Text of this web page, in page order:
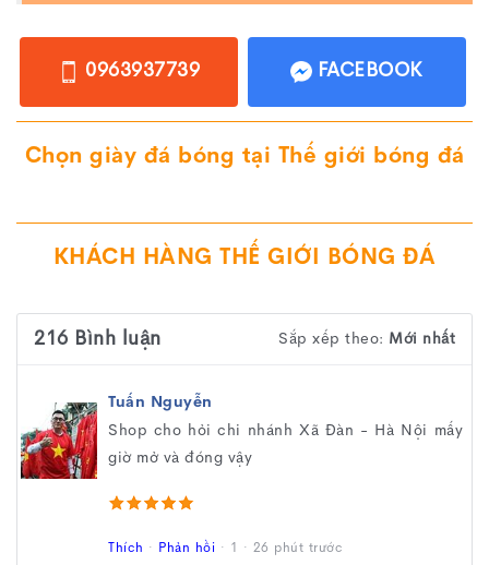
0963937739 FACEBOOK
Chọn giày đá bóng tại Thế giới bóng đá
KHÁCH HÀNG THẾ GIỚI BÓNG ĐÁ
216 Bình luận Sắp xếp theo: Mới nhất
Tuấn Nguyễn
Shop cho hỏi chi nhánh Xã Đàn - Hà Nội mấy
giờ mở và đóng vậy
Thích · Phản hồi · 1 · 26 phút trước